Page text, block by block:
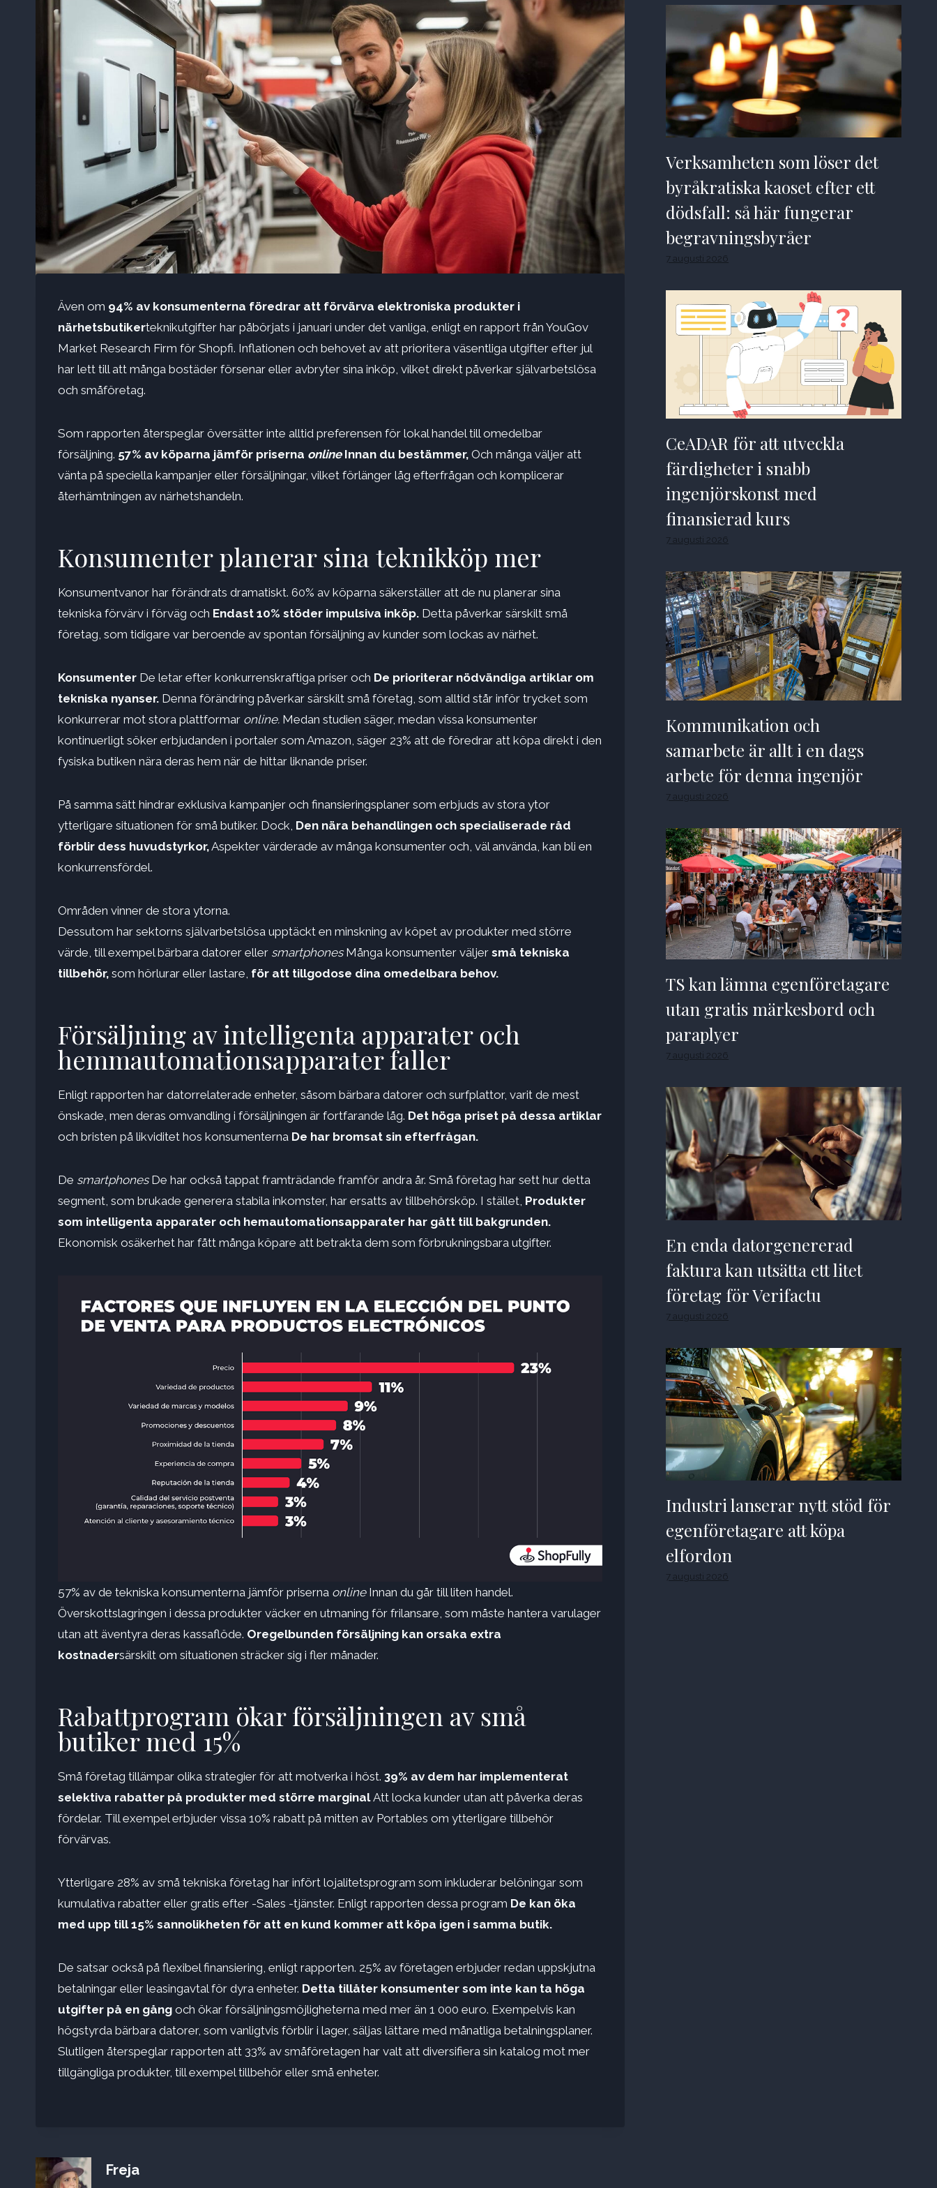
Även om 94% av konsumenterna föredrar att förvärva elektroniska produkter i
närhetsbutikerteknikutgifter har påbörjats i januari under det vanliga, enligt en rapport från YouGov
Market Research Firm för Shopfi. Inflationen och behovet av att prioritera väsentliga utgifter efter jul
har lett till att många bostäder försenar eller avbryter sina inköp, vilket direkt påverkar självarbetslösa
och småföretag.
Som rapporten återspeglar översätter inte alltid preferensen för lokal handel till omedelbar
försäljning. 57% av köparna jämför priserna onlineInnan du bestämmer, Och många väljer att
vänta på speciella kampanjer eller försäljningar, vilket förlänger låg efterfrågan och komplicerar
återhämtningen av närhetshandeln.
Konsumenter planerar sina teknikköp mer
Konsumentvanor har förändrats dramatiskt. 60% av köparna säkerställer att de nu planerar sina
tekniska förvärv i förväg och Endast 10% stöder impulsiva inköp. Detta påverkar särskilt små
företag, som tidigare var beroende av spontan försäljning av kunder som lockas av närhet.
Konsumenter De letar efter konkurrenskraftiga priser och De prioriterar nödvändiga artiklar om
tekniska nyanser. Denna förändring påverkar särskilt små företag, som alltid står inför trycket som
konkurrerar mot stora plattformar online. Medan studien säger, medan vissa konsumenter
kontinuerligt söker erbjudanden i portaler som Amazon, säger 23% att de föredrar att köpa direkt i den
fysiska butiken nära deras hem när de hittar liknande priser.
På samma sätt hindrar exklusiva kampanjer och finansieringsplaner som erbjuds av stora ytor
ytterligare situationen för små butiker. Dock, Den nära behandlingen och specialiserade råd
förblir dess huvudstyrkor,Aspekter värderade av många konsumenter och, väl använda, kan bli en
konkurrensfördel.
Områden vinner de stora ytorna.
Dessutom har sektorns självarbetslösa upptäckt en minskning av köpet av produkter med större
värde, till exempel bärbara datorer eller smartphonesMånga konsumenter väljer små tekniska
tillbehör, som hörlurar eller lastare, för att tillgodose dina omedelbara behov.
Försäljning av intelligenta apparater och
hemmautomationsapparater faller
Enligt rapporten har datorrelaterade enheter, såsom bärbara datorer och surfplattor, varit de mest
önskade, men deras omvandling i försäljningen är fortfarande låg. Det höga priset på dessa artiklar
och bristen på likviditet hos konsumenterna De har bromsat sin efterfrågan.
De smartphonesDe har också tappat framträdande framför andra år. Små företag har sett hur detta
segment, som brukade generera stabila inkomster, har ersatts av tillbehörsköp. I stället, Produkter
som intelligenta apparater och hemautomationsapparater har gått till bakgrunden.
Ekonomisk osäkerhet har fått många köpare att betrakta dem som förbrukningsbara utgifter.
57% av de tekniska konsumenterna jämför priserna onlineInnan du går till liten handel.
Överskottslagringen i dessa produkter väcker en utmaning för frilansare, som måste hantera varulager
utan att äventyra deras kassaflöde. Oregelbunden försäljning kan orsaka extra
kostnadersärskilt om situationen sträcker sig i fler månader.
Rabattprogram ökar försäljningen av små
butiker med 15%
Små företag tillämpar olika strategier för att motverka i höst. 39% av dem har implementerat
selektiva rabatter på produkter med större marginalAtt locka kunder utan att påverka deras
fördelar. Till exempel erbjuder vissa 10% rabatt på mitten av Portables om ytterligare tillbehör
förvärvas.
Ytterligare 28% av små tekniska företag har infört lojalitetsprogram som inkluderar belöningar som
kumulativa rabatter eller gratis efter -Sales -tjänster. Enligt rapporten dessa program De kan öka
med upp till 15% sannolikheten för att en kund kommer att köpa igen i samma butik.
De satsar också på flexibel finansiering, enligt rapporten. 25% av företagen erbjuder redan uppskjutna
betalningar eller leasingavtal för dyra enheter. Detta tillåter konsumenter som inte kan ta höga
utgifter på en gång och ökar försäljningsmöjligheterna med mer än 1 000 euro. Exempelvis kan
högstyrda bärbara datorer, som vanligtvis förblir i lager, säljas lättare med månatliga betalningsplaner.
Slutligen återspeglar rapporten att 33% av småföretagen har valt att diversifiera sin katalog mot mer
tillgängliga produkter, till exempel tillbehör eller små enheter.
Freja
Verksamheten som löser det
byråkratiska kaoset efter ett
dödsfall: så här fungerar
begravningsbyråer
7 augusti 2026
CeADAR för att utveckla
färdigheter i snabb
ingenjörskonst med
finansierad kurs
7 augusti 2026
Kommunikation och
samarbete är allt i en dags
arbete för denna ingenjör
7 augusti 2026
TS kan lämna egenföretagare
utan gratis märkesbord och
paraplyer
7 augusti 2026
En enda datorgenererad
faktura kan utsätta ett litet
företag för Verifactu
7 augusti 2026
Industri lanserar nytt stöd för
egenföretagare att köpa
elfordon
7 augusti 2026